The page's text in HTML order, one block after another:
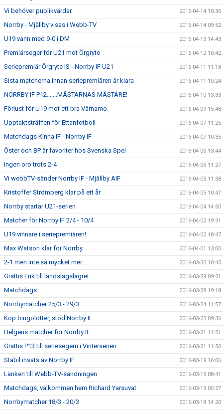
Vi behöver publikvärdar 2016-04-14 10:30
Norrby - Mjällby visas i Webb-TV 2016-04-14 09:52
U19 vann med 9-0 i DM 2016-04-13 14:43
Premiärseger för U21 mot Örgryte 2016-04-12 10:42
Seriepremiär Örgryte IS - Norrby IF U21 2016-04-11 11:18
Sista matcherna innan seriepremiären är klara 2016-04-11 10:24
NORRBY IF P12.......MÄSTARNAS MÄSTARE! 2016-04-10 13:33
Förlust för U19 mot ett bra Värnamo. 2016-04-09 15:48
Upptaktsträffen för Ettanfotboll 2016-04-07 11:25
Matchdags Kinna IF - Norrby IF 2016-04-07 10:35
Öster och BP är favoriter hos Svenska Spel 2016-04-06 13:44
Ingen oro trots 2-4 2016-04-06 11:27
Vi webbTV-sänder Norrby IF - Mjällby AIF 2016-04-05 11:38
Kristoffer Strömberg klar på ett år 2016-04-05 10:47
Norrby startar U21-serien 2016-04-04 14:50
Matcher för Norrby IF 2/4 - 10/4 2016-04-02 19:31
U19 vinnare i seriepremiären! 2016-04-02 18:47
Max Watson klar för Norrby 2016-04-01 13:00
2-1 men inte så mycket mer.... 2016-03-30 10:45
Grattis Erik till landslagslägret 2016-03-29 09:21
Matchdags 2016-03-28 19:18
Norrbymatcher 25/3 - 29/3 2016-03-24 11:57
Köp bingolotter, stöd Norrby IF 2016-03-23 09:36
Helgens matcher för Norrby IF 2016-03-21 11:51
Grattis P13 till seriesegern i Vinterserien 2016-03-21 11:50
Stabil insats av Norrby IF 2016-03-19 16:06
Länken till Webb-TV-sändningen 2016-03-19 08:41
Matchdags, välkommen hem Richard Yarsuvat 2016-03-19 05:27
Norrbymatcher 18/3 - 20/3 2016-03-18 14:20